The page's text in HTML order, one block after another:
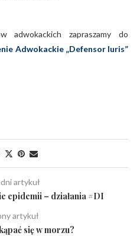
adwokackich zapraszamy do
Adwokackie „Defensor Iuris”
artykuł
epidemii – działania #DI
artykuł
się w morzu?